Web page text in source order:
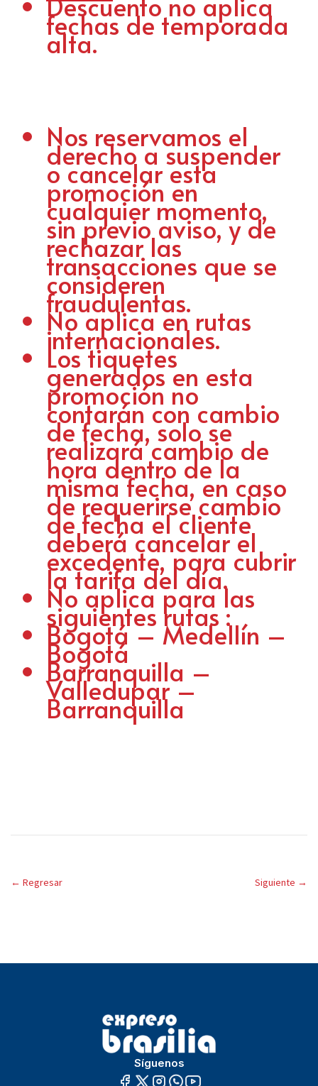
fechas de temporada
alta.
Nos reservamos el
derecho a suspender
o cancelar esta
promoción en
cualquier momento,
sin previo aviso, y de
rechazar las
transacciones que se
consideren
fraudulentas.
No aplica en rutas
internacionales.
Los tiquetes
generados en esta
promoción no
contarán con cambio
de fecha, solo se
realizará cambio de
hora dentro de la
misma fecha, en caso
de requerirse cambio
de fecha el cliente
deberá cancelar el
excedente, para cubrir
la tarifa del día.
No aplica para las
siguientes rutas :
Bogotá – Medellín –
Bogotá
Barranquilla –
Valledupar –
Barranquilla
← Regresar Siguiente →
Síguenos